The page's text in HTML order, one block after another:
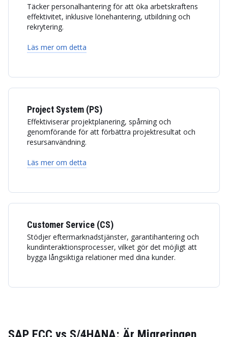
Täcker personalhantering för att öka arbetskraftens
effektivitet, inklusive lönehantering, utbildning och
rekrytering.
Läs mer om detta
Project System (PS)
Effektiviserar projektplanering, spårning och
genomförande för att förbättra projektresultat och
resursanvändning.
Läs mer om detta
Customer Service (CS)
Stödjer eftermarknadstjänster, garantihantering och
kundinteraktionsprocesser, vilket gör det möjligt att
bygga långsiktiga relationer med dina kunder.